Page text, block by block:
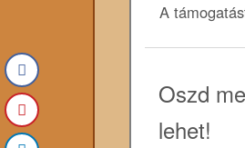
A
Oszd
lehet!